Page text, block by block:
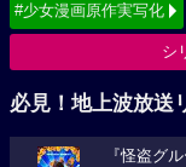
#少女漫画原作実写化
シ
必見！地上波放送
『怪盗グ